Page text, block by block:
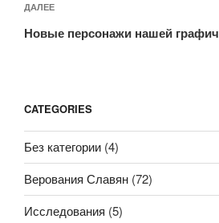
Следующая
запись
ДАЛЕЕ
Новые персонажи нашей
CATEGORIES
Без категории (4)
Верования Славян (72)
Исследования (5)